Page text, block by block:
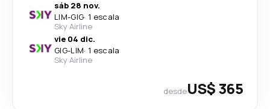
sáb 28 nov.
LIM-GIG· 1 escala
Sky Airline
vie 04 dic.
GIG-LIM· 1 escala
Sky Airline
desdeUS$ 365